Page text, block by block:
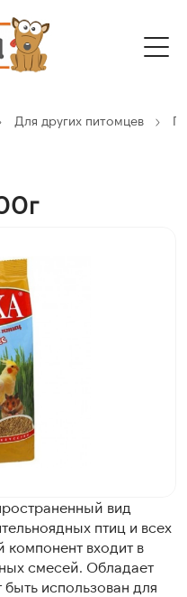
Для других питомцев
вид
птиц и всех
компонент входит в
смесей. Обладает
использован для